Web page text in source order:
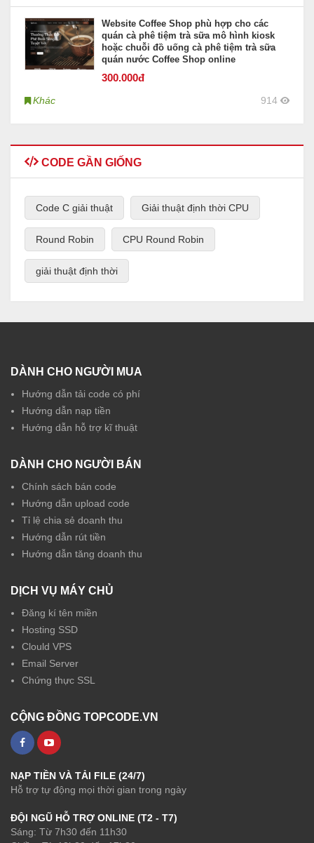
Website Coffee Shop phù hợp cho các
quán cà phê tiệm trà sữa mô hình kiosk
hoặc chuỗi đồ uống cà phê tiệm trà sữa
quán nước Coffee Shop online
300.000đ
Khác 914
CODE GẦN GIỐNG
Code C giải thuật Giải thuật định thời CPU
Round Robin CPU Round Robin
giải thuật định thời
DÀNH CHO NGƯỜI MUA
Hướng dẫn tải code có phí
Hướng dẫn nạp tiền
Hướng dẫn hỗ trợ kĩ thuật
DÀNH CHO NGƯỜI BÁN
Chính sách bán code
Hướng dẫn upload code
Tỉ lệ chia sẻ doanh thu
Hướng dẫn rút tiền
Hướng dẫn tăng doanh thu
DỊCH VỤ MÁY CHỦ
Đăng kí tên miền
Hosting SSD
Clould VPS
Email Server
Chứng thực SSL
CỘNG ĐỒNG TOPCODE.VN
NẠP TIỀN VÀ TẢI FILE (24/7)
Hỗ trợ tự động mọi thời gian trong ngày
ĐỘI NGŨ HỖ TRỢ ONLINE (T2 - T7)
Sáng: Từ 7h30 đến 11h30